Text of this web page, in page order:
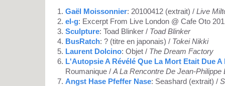
Gaël Moissonnier: 20100412 (extrait) / Live
el-g: Excerpt From Live London @ Cafe Oto
Sculpture: Toad Blinker / Toad Blinker
BusRatch: ? (titre en japonais) / Tokei Nikki
Laurent Dolcino: Objet / The Dream Factory
L'Autopsie A Révélé Que La Mort Etait Due
Roumanique / A La Rencontre De Jean-Philippe
Angst Hase Pfeffer Nase: Seashard (extrait) /